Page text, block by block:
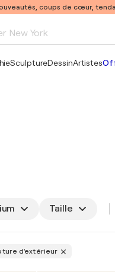
coups de cœur,
New York
SculptureDessinArtistes
Taille
d'extérieur